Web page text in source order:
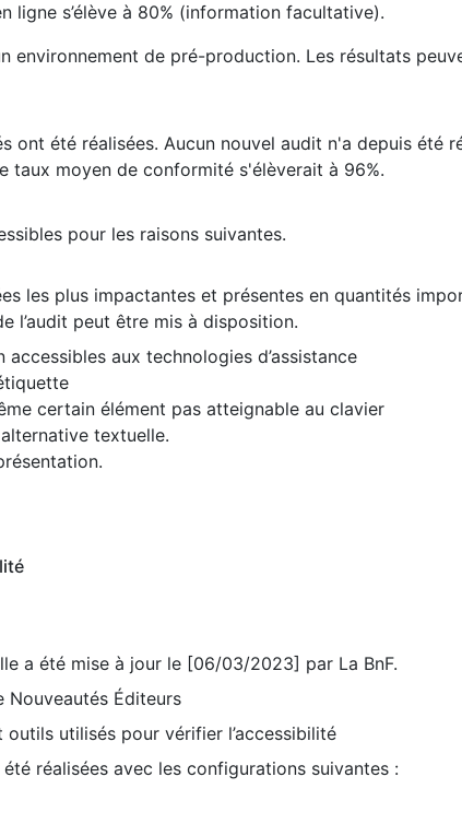
ligne s’élève à 80% (information facultative).
environnement de pré-production. Les résultats
ont été réalisées. Aucun nouvel audit n'a depuis été
taux moyen de conformité s'élèverait à 96%.
pour les raisons suivantes.
les plus impactantes et présentes en quantités
l’audit peut être mis à disposition.
aux technologies d’assistance
certain élément pas atteignable au clavier
textuelle.
a été mise à jour le [06/03/2023] par La BnF.
Nouveautés Éditeurs
utilisés pour vérifier l’accessibilité
réalisées avec les configurations suivantes :